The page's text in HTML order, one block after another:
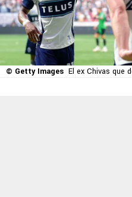
© Getty Images El ex Chivas que